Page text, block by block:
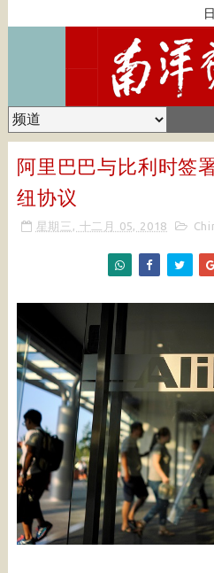
阿里巴巴与比利时签
纽协议
星期三, 十二月 05, 2018